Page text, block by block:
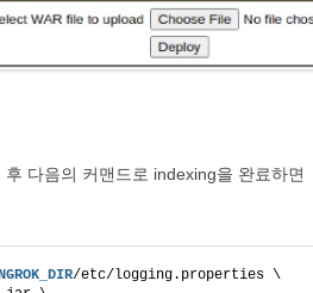
후 다음의 커맨드로 indexing을 완료하면
/etc/logging.properties \